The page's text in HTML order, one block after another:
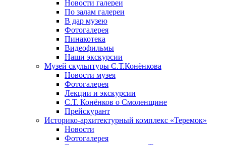
Новости галереи
По залам галереи
В дар музею
Фотогалерея
Пинакотека
Видеофильмы
Наши экскурсии
Музей скульптуры С.Т.Конёнкова
Новости музея
Фотогалерея
Лекции и экскурсии
С.Т. Конёнков о Смоленщине
Прейскурант
Историко-архитектурный комплекс «Теремок»
Новости
Фотогалерея